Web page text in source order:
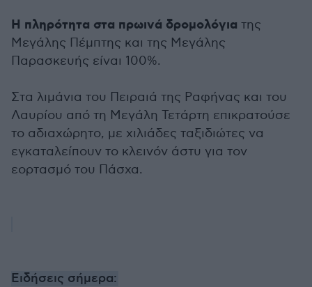
Η πληρότητα στα πρωινά δρομολόγια της
Μεγάλης Πέμπτης και της Μεγάλης
Παρασκευής είναι 100%.
Στα λιμάνια του Πειραιά της Ραφήνας και του
Λαυρίου από τη Μεγάλη Τετάρτη επικρατούσε
το αδιαχώρητο, με χιλιάδες ταξιδιώτες να
εγκαταλείπουν το κλεινόν άστυ για τον
εορτασμό του Πάσχα.
Ειδήσεις σήμερα: